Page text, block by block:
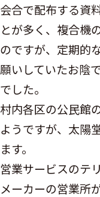
会合で配布する資
とが多く、複合機
のですが、定期的
願いしていたお陰
でした。
村内各区の公民館
ようですが、太陽
ます。
営業サービスのテ
メーカーの営業所